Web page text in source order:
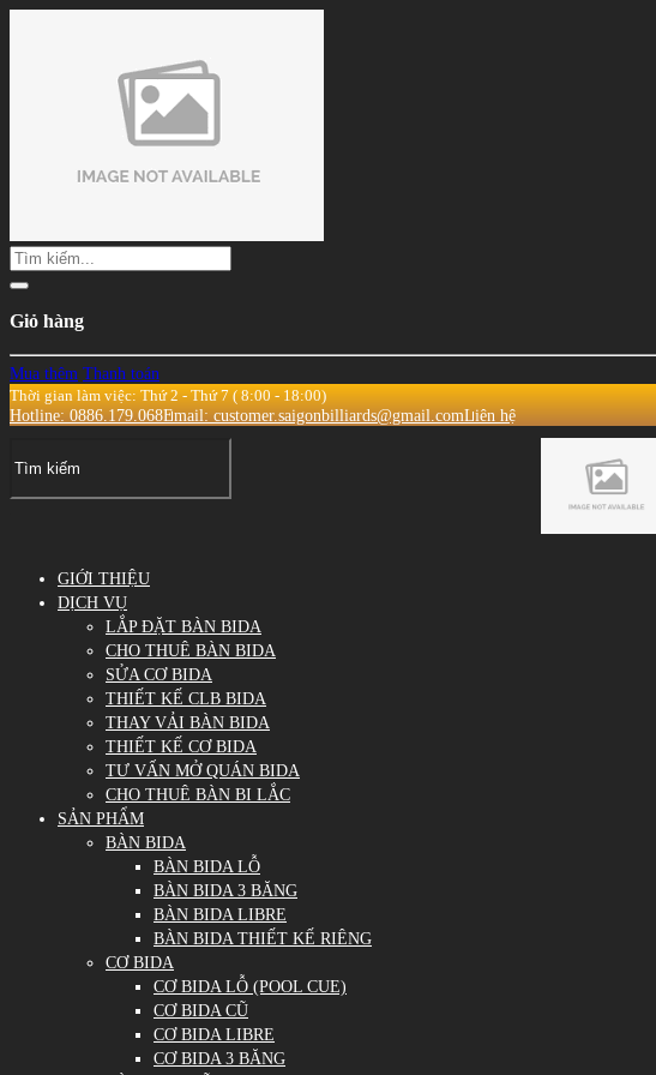
Giỏ hàng
Mua thêm Thanh toán
Thời gian làm việc: Thứ 2 - Thứ 7 ( 8:00 - 18:00)
Hotline: 0886.179.068Email: customer.saigonbilliards@gmail.comLiên hệ
GIỚI THIỆU
DỊCH VỤ
LẮP ĐẶT BÀN BIDA
CHO THUÊ BÀN BIDA
SỬA CƠ BIDA
THIẾT KẾ CLB BIDA
THAY VẢI BÀN BIDA
THIẾT KẾ CƠ BIDA
TƯ VẤN MỞ QUÁN BIDA
CHO THUÊ BÀN BI LẮC
SẢN PHẨM
BÀN BIDA
BÀN BIDA LỖ
BÀN BIDA 3 BĂNG
BÀN BIDA LIBRE
BÀN BIDA THIẾT KẾ RIÊNG
CƠ BIDA
CƠ BIDA LỖ (POOL CUE)
CƠ BIDA CŨ
CƠ BIDA LIBRE
CƠ BIDA 3 BĂNG